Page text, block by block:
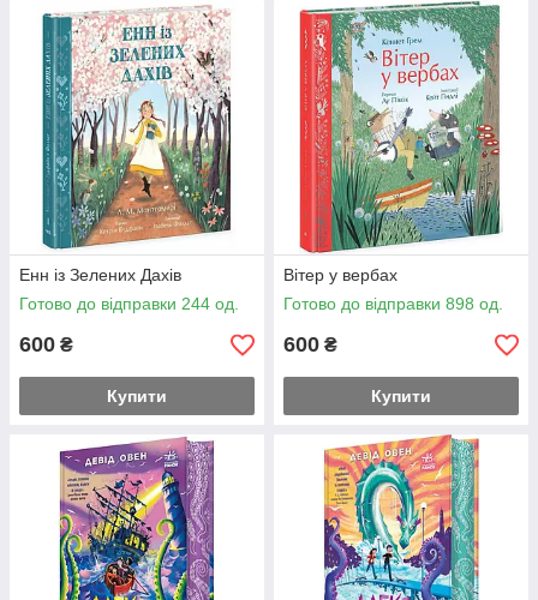
Енн із Зелених Дахів
Готово до відправки 244 од.
600 ₴
Купити
Вітер у вербах
Готово до відправки 898 од.
600 ₴
Купити